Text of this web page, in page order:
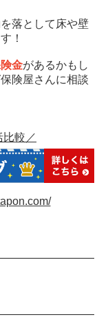
落として床や壁
！
金があるかもし
険屋さんに相談
比較／